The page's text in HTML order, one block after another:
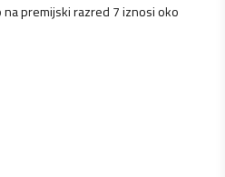
premijski razred 7 iznosi oko